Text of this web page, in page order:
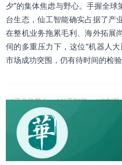
夕”的集体焦虑与野心。手握全
台生态，仙工智能确实占据了产
在整机业务拖累毛利、海外拓展
伺的多重压力下，这位“机器人
市场成功突围，仍有待时间的检验
#工业机器人 #仙工智能 #控制器